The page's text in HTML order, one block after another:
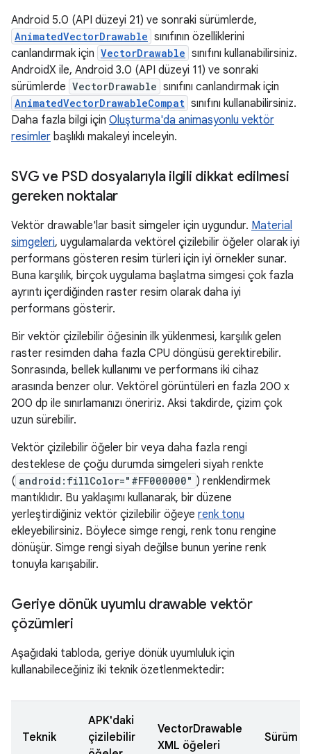
Android 5.0 (API düzeyi 21) ve sonraki sürümlerde,
AnimatedVectorDrawable sınıfının özelliklerini
canlandırmak için VectorDrawable sınıfını kullanabilirsiniz.
AndroidX ile, Android 3.0 (API düzeyi 11) ve sonraki
sürümlerde VectorDrawable sınıfını canlandırmak için
AnimatedVectorDrawableCompat sınıfını kullanabilirsiniz.
Daha fazla bilgi için Oluşturma'da animasyonlu vektör
resimler başlıklı makaleyi inceleyin.
SVG ve PSD dosyalarıyla ilgili dikkat edilmesi
gereken noktalar
Vektör drawable'lar basit simgeler için uygundur. Material
simgeleri, uygulamalarda vektörel çizilebilir öğeler olarak iyi
performans gösteren resim türleri için iyi örnekler sunar.
Buna karşılık, birçok uygulama başlatma simgesi çok fazla
ayrıntı içerdiğinden raster resim olarak daha iyi
performans gösterir.
Bir vektör çizilebilir öğesinin ilk yüklenmesi, karşılık gelen
raster resimden daha fazla CPU döngüsü gerektirebilir.
Sonrasında, bellek kullanımı ve performans iki cihaz
arasında benzer olur. Vektörel görüntüleri en fazla 200 x
200 dp ile sınırlamanızı öneririz. Aksi takdirde, çizim çok
uzun sürebilir.
Vektör çizilebilir öğeler bir veya daha fazla rengi
desteklese de çoğu durumda simgeleri siyah renkte
( android:fillColor="#FF000000" ) renklendirmek
mantıklıdır. Bu yaklaşımı kullanarak, bir düzene
yerleştirdiğiniz vektör çizilebilir öğeye renk tonu
ekleyebilirsiniz. Böylece simge rengi, renk tonu rengine
dönüşür. Simge rengi siyah değilse bunun yerine renk
tonuyla karışabilir.
Geriye dönük uyumlu drawable vektör
çözümleri
Aşağıdaki tabloda, geriye dönük uyumluluk için
kullanabileceğiniz iki teknik özetlenmektedir:
Teknik
APK'daki
çizilebilir
VectorDrawable
XML öğeleri
Sürüm